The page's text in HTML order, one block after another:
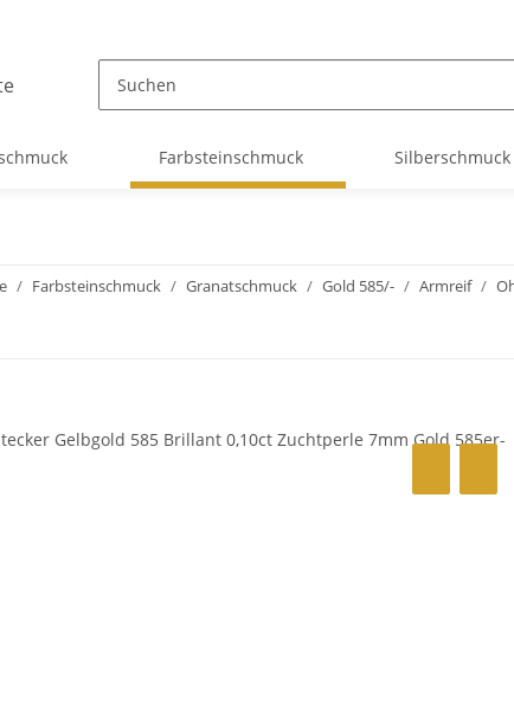
Farbsteinschmuck Silberschmuck
Farbsteinschmuck Granatschmuck Gold 585/- Armreif